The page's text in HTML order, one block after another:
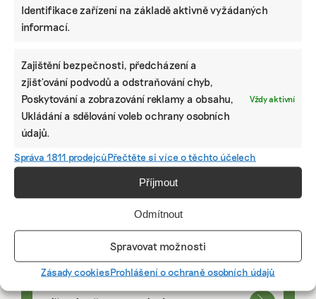
Identifikace zařízení na základě aktivně vyžádaných
informací.
Zajištění bezpečnosti, předcházení a
zjišťování podvodů a odstraňování chyb,
Poskytování a zobrazování reklamy a obsahu,
Ukládání a sdělování voleb ochrany osobních
údajů.
Vždy aktivní
Správa 1811 prodejcůPřečtěte si více o těchto účelech
Příjmout
Odmítnout
Spravovat možnosti
Zásady cookiesProhlášení o ochraně osobních údajů
PRÁCE, KTERÁ ZLEPŠÍ SVĚT